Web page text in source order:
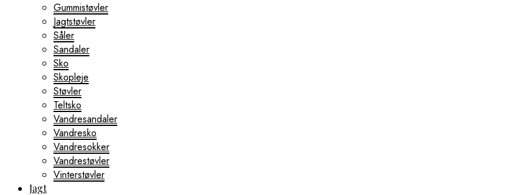
Gummistøvler
Jagtstøvler
Såler
Sandaler
Sko
Skopleje
Støvler
Teltsko
Vandresandaler
Vandresko
Vandresokker
Vandrestøvler
Vinterstøvler
Jagt